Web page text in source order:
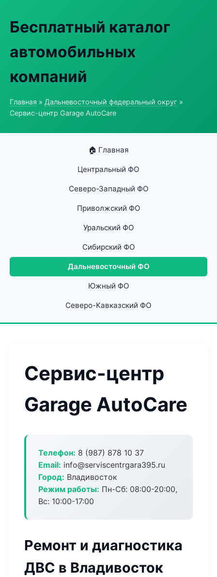
Бесплатный каталог
автомобильных
компаний
Главная » Дальневосточный федеральный округ »
Сервис-центр Garage AutoCare
🏠 Главная
Центральный ФО
Северо-Западный ФО
Приволжский ФО
Уральский ФО
Сибирский ФО
Дальневосточный ФО
Южный ФО
Северо-Кавказский ФО
Сервис-центр
Garage AutoCare
Телефон: 8 (987) 878 10 37
Email: info@serviscentrgara395.ru
Город: Владивосток
Режим работы: Пн-Сб: 08:00-20:00,
Вс: 10:00-17:00
Ремонт и диагностика
ДВС в Владивосток